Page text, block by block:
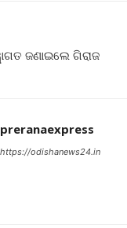
ଜଣାଇଲେ ଗିରାଜ
preranaexpress
https://odishanews24.in